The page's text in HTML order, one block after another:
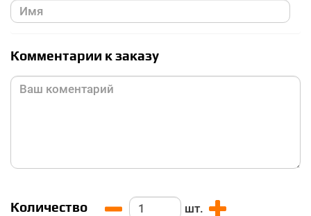
Комментарии к заказу
Количество шт.